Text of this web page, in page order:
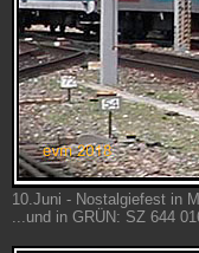
10.Juni - Nostalgiefest in
...und in GRÜN: SZ 644